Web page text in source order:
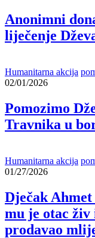
Anonimni
liječenje
Humanitarna akcija
02/01/2026
Pomozimo
Travnika u
Humanitarna akcija
01/27/2026
Dječak
mu je otac
prodavao